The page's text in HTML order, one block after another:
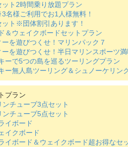
ト2時間乗り放題プラン
様ご利用でお1人様無料！
ト※団体割引あります！
＆ウェイクボードセットプラン
を遊びつくせ！マリンパック７
を遊びつくせ！半日マリンスポーツ
ーで5つの島を巡るツーリングプラン
ー無人島ツーリング＆シュノーケリン
プラン
チューブ3点セット
チューブ5点セット
イボード
イクボード
イボード＆ウェイクボード超お得なセ